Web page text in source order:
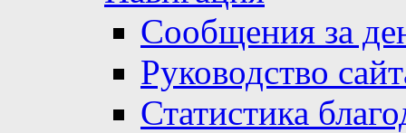
Сообщения за
Руководство
Статистика